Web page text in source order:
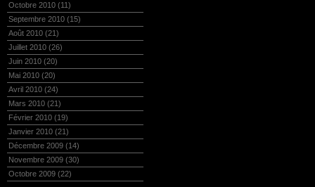
Octobre 2010 (11)
Septembre 2010 (15)
Août 2010 (21)
Juillet 2010 (26)
Juin 2010 (20)
Mai 2010 (20)
Avril 2010 (24)
Mars 2010 (21)
Février 2010 (19)
Janvier 2010 (21)
Décembre 2009 (14)
Novembre 2009 (30)
Octobre 2009 (22)